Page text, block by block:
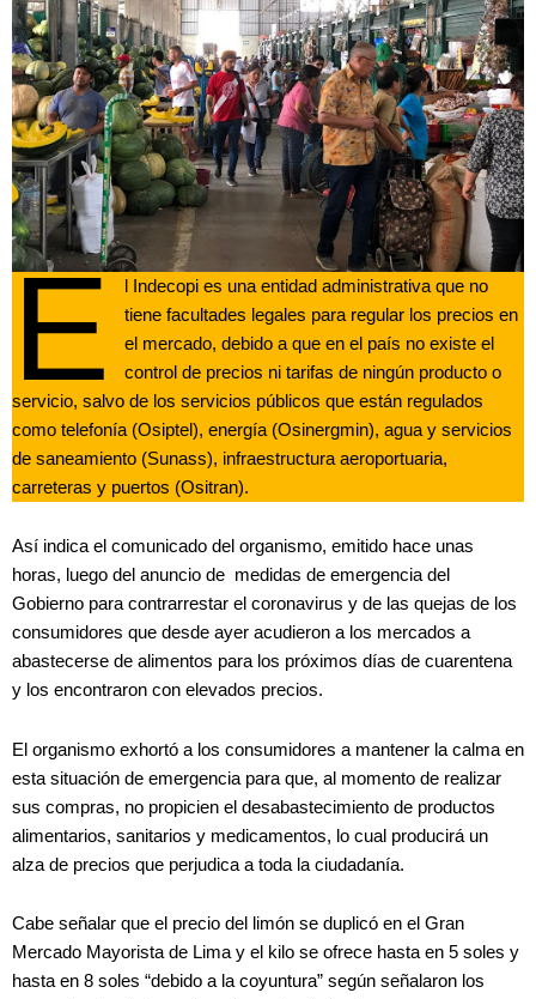
E
l Indecopi es una entidad administrativa que no
tiene facultades legales para regular los precios en
el mercado, debido a que en el país no existe el
control de precios ni tarifas de ningún producto o
servicio, salvo de los servicios públicos que están regulados
como telefonía (Osiptel), energía (Osinergmin), agua y servicios
de saneamiento (Sunass), infraestructura aeroportuaria,
carreteras y puertos (Ositran).
Así indica el comunicado del organismo, emitido hace unas
horas, luego del anuncio de medidas de emergencia del
Gobierno para contrarrestar el coronavirus y de las quejas de los
consumidores que desde ayer acudieron a los mercados a
abastecerse de alimentos para los próximos días de cuarentena
y los encontraron con elevados precios.
El organismo exhortó a los consumidores a mantener la calma en
esta situación de emergencia para que, al momento de realizar
sus compras, no propicien el desabastecimiento de productos
alimentarios, sanitarios y medicamentos, lo cual producirá un
alza de precios que perjudica a toda la ciudadanía.
Cabe señalar que el precio del limón se duplicó en el Gran
Mercado Mayorista de Lima y el kilo se ofrece hasta en 5 soles y
hasta en 8 soles “debido a la coyuntura” según señalaron los